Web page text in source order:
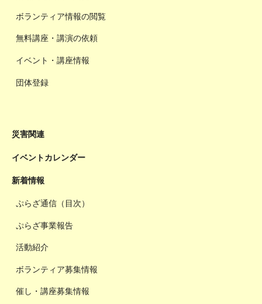
ボランティア情報の閲覧
無料講座・講演の依頼
イベント・講座情報
団体登録
災害関連
イベントカレンダー
新着情報
ぷらざ通信（目次）
ぷらざ事業報告
活動紹介
ボランティア募集情報
催し・講座募集情報